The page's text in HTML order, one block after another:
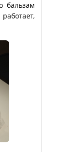
бальзам